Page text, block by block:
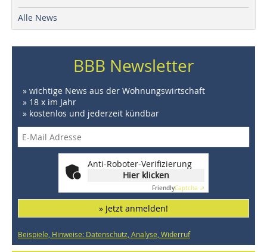
Alle News
BBB Newsletter
» wichtige News aus der Wohnungswirtschaft
» 18 x im Jahr
» kostenlos und jederzeit kündbar
Anti-Roboter-Verifizierung
Hier klicken
FriendlyCaptcha ⇗
» Jetzt anmelden!
Beispiele, Hinweise: Datenschutz, Analyse, Widerruf